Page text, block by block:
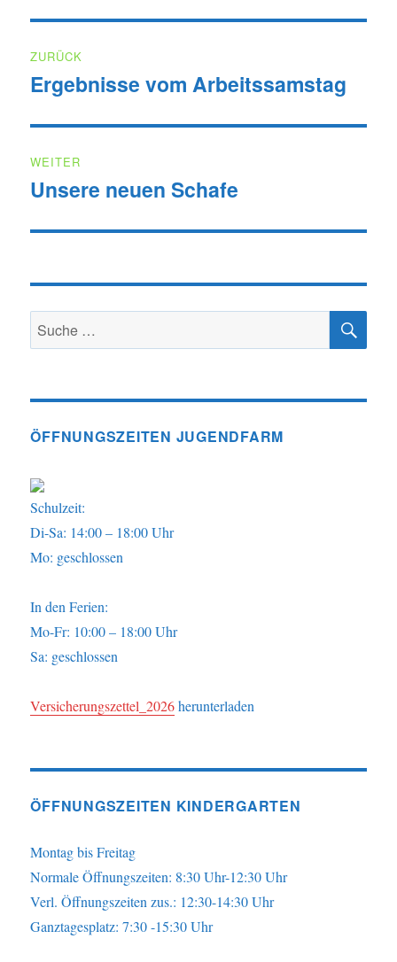
ZURÜCK
Vorheriger
Ergebnisse vom Arbeitssamstag
WEITER
Nächster
Unsere neuen Schafe
Suche
nach:
ÖFFNUNGSZEITEN JUGENDFARM
Schulzeit:
Di-Sa: 14:00 – 18:00 Uhr
Mo: geschlossen
In den Ferien:
Mo-Fr: 10:00 – 18:00 Uhr
Sa: geschlossen
Versicherungszettel_2026herunterladen
ÖFFNUNGSZEITEN KINDERGARTEN
Montag bis Freitag
Normale Öffnungszeiten: 8:30 Uhr-12:30 Uhr
Verl. Öffnungszeiten zus.: 12:30-14:30 Uhr
Ganztagesplatz: 7:30 -15:30 Uhr